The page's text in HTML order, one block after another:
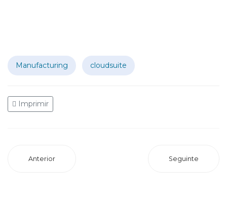
Manufacturing cloudsuite
Imprimir
Anterior Seguinte